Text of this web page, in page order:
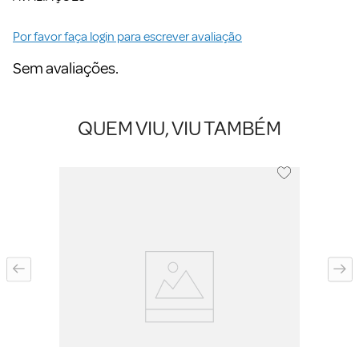
Por favor faça login para escrever avaliação
Sem avaliações.
QUEM VIU, VIU TAMBÉM